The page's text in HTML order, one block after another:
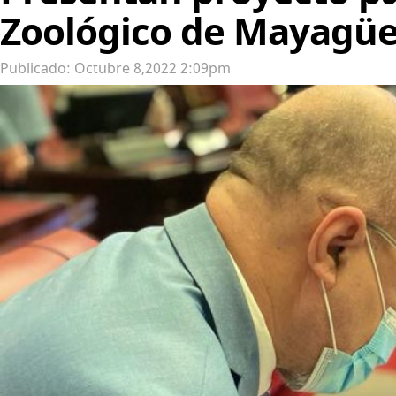
Zoológico de
Publicado: Octubre 8,2022 2:09pm